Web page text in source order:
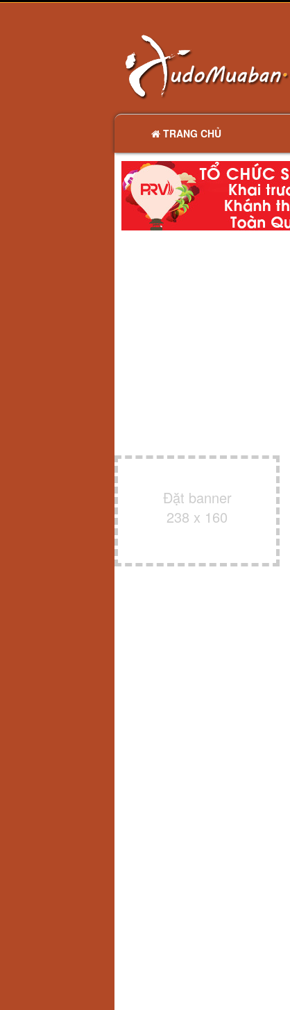
TRANG CHỦ
Đặt banner
238 x 160